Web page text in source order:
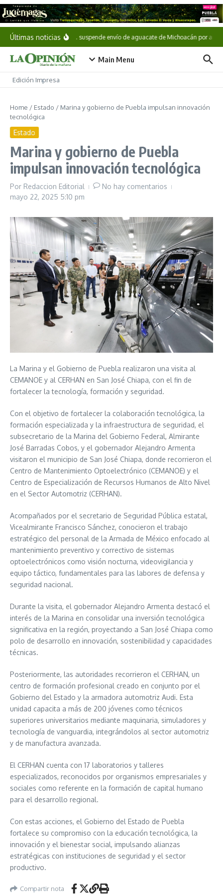
Saltar al contenido
Últimas noticiasEE. UU. suspende envío de aguacate de Michoacán por
Main Menu
Edición Impresa
Home / Estado / Marina y gobierno de Puebla impulsan innovación
tecnológica
Estado
Marina y gobierno de Puebla
impulsan innovación tecnológica
Por Redaccion Editorial
No hay comentarios
mayo 22, 2025 5:10 pm
La Marina y el Gobierno de Puebla realizaron una visita al
CEMANOE y al CERHAN en San José Chiapa, con el fin de
fortalecer la tecnología, formación y seguridad.
Con el objetivo de fortalecer la colaboración tecnológica, la
formación especializada y la infraestructura de seguridad, el
subsecretario de la Marina del Gobierno Federal, Almirante
José Barradas Cobos, y el gobernador Alejandro Armenta
visitaron el municipio de San José Chiapa, donde recorrieron el
Centro de Mantenimiento Optoelectrónico (CEMANOE) y el
Centro de Especialización de Recursos Humanos de Alto Nivel
en el Sector Automotriz (CERHAN).
Acompañados por el secretario de Seguridad Pública estatal,
Vicealmirante Francisco Sánchez, conocieron el trabajo
estratégico del personal de la Armada de México enfocado al
mantenimiento preventivo y correctivo de sistemas
optoelectrónicos como visión nocturna, videovigilancia y
equipo táctico, fundamentales para las labores de defensa y
seguridad nacional.
Durante la visita, el gobernador Alejandro Armenta destacó el
interés de la Marina en consolidar una inversión tecnológica
significativa en la región, proyectando a San José Chiapa como
polo de desarrollo en innovación, sostenibilidad y capacidades
técnicas.
Posteriormente, las autoridades recorrieron el CERHAN, un
centro de formación profesional creado en conjunto por el
Gobierno del Estado y la armadora automotriz Audi. Esta
unidad capacita a más de 200 jóvenes como técnicos
superiores universitarios mediante maquinaria, simuladores y
tecnología de vanguardia, integrándolos al sector automotriz
y de manufactura avanzada.
El CERHAN cuenta con 17 laboratorios y talleres
especializados, reconocidos por organismos empresariales y
sociales como referente en la formación de capital humano
para el desarrollo regional.
Con estas acciones, el Gobierno del Estado de Puebla
fortalece su compromiso con la educación tecnológica, la
innovación y el bienestar social, impulsando alianzas
estratégicas con instituciones de seguridad y el sector
productivo.
Compartir nota